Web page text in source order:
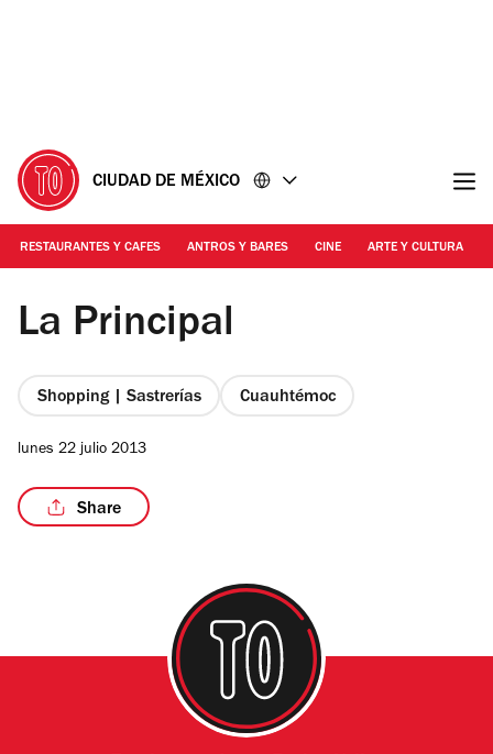
CIUDAD DE MÉXICO
RESTAURANTES Y CAFES ANTROS Y BARES CINE ARTE Y CULTURA
Foto: Erika Miranda
La Principal
Shopping | Sastrerías Cuauhtémoc
lunes 22 julio 2013
Share